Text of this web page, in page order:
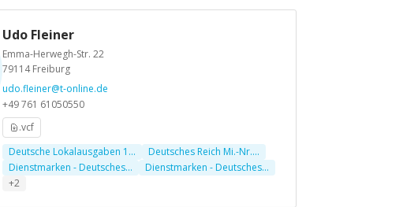
Udo Fleiner
Emma-Herwegh-Str. 22
79114 Freiburg
udo.fleiner@t-online.de
+49 761 61050550
.vcf
Deutsche Lokalausgaben 1...
Deutsches Reich Mi.-Nr....
Dienstmarken - Deutsches...
Dienstmarken - Deutsches...
+2